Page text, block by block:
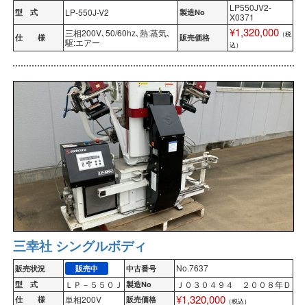
型 式 LP-550J-V2 製造No
LP550JV2-
X0371
仕 様
三相200V､50/60hz､熱:蒸気､
駆:エアー
販売価格 ¥1,320,000 （税
込）
三幸社 シングルボディ
販売状況 販売中 中古番号 No.7637
型 式 ＬＰ－５５０Ｊ 製造No Ｊ０３０４９４ ２００８年Ｄ
仕 様 単相200V 販売価格 ¥1,320,000 （税込）